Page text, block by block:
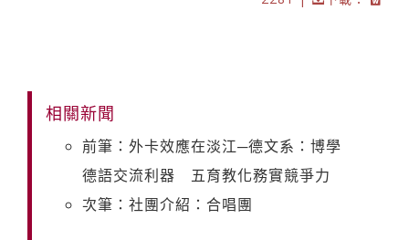
相關新聞
前筆：外卡效應在淡江─德文系：博學
德語交流利器 五育教化務實競爭力
次筆：社團介紹：合唱團